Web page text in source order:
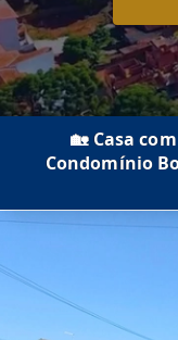
🏡 Casa
Condomínio